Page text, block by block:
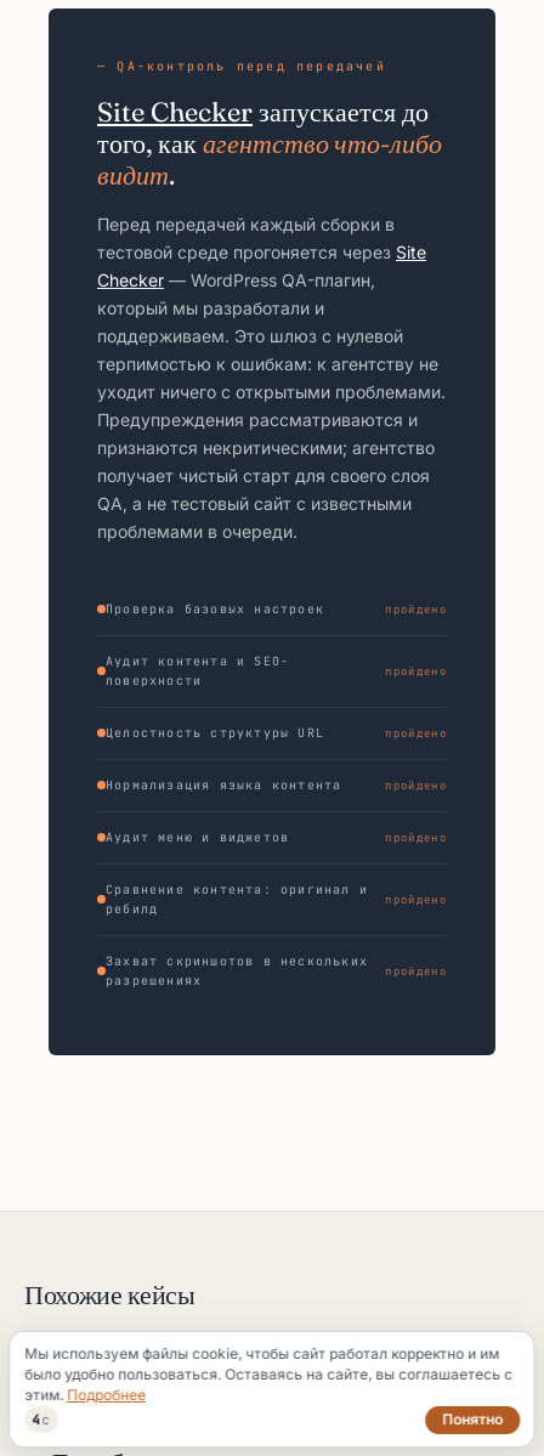
— QA-контроль перед передачей
Site Checkerзапускается до
того, какагентство что-либо
видит.
Перед передачей каждый сборки в
тестовой среде прогоняется через Site
Checker — WordPress QA-плагин,
который мы разработали и
поддерживаем. Это шлюз с нулевой
терпимостью к ошибкам: к агентству не
уходит ничего с открытыми проблемами.
Предупреждения рассматриваются и
признаются некритическими; агентство
получает чистый старт для своего слоя
QA, а не тестовый сайт с известными
проблемами в очереди.
Проверка базовых настроек пройдено
Аудит контента и SEO-
поверхности
пройдено
Целостность структуры URL пройдено
Нормализация языка контента пройдено
Аудит меню и виджетов пройдено
Сравнение контента: оригинал и
ребилд
пройдено
Захват скриншотов в нескольких
разрешениях
пройдено
Похожие кейсы
NO. 124 ШАБЛОННАЯ РАЗРАБОТКА
Мы используем файлы cookie, чтобы сайт работал корректно и им
было удобно пользоваться. Оставаясь на сайте, вы соглашаетесь с
этим. Подробнее
3с Понятно